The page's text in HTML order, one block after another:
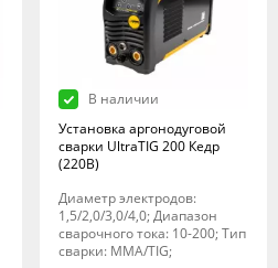
В наличии
Установка аргонодуговой
сварки UltraTIG 200 Кедр
(220В)
Диаметр электродов:
1,5/2,0/3,0/4,0; Диапазон
сварочного тока: 10-200; Тип
сварки: MMA/TIG;